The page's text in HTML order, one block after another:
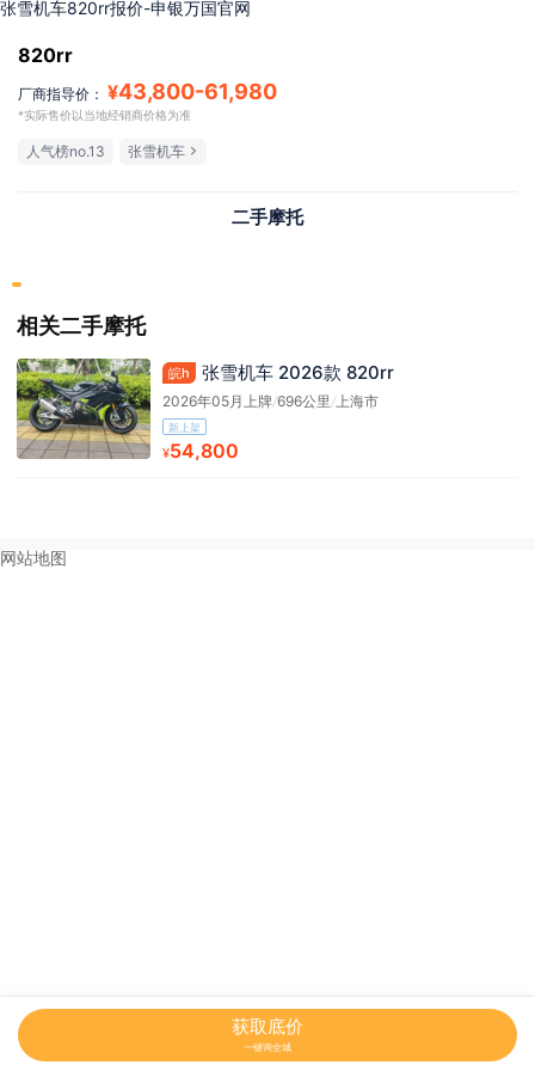
张雪机车820rr报价-申银万国官网
820rr
厂商指导价： ¥43,800-61,980
*实际售价以当地经销商价格为准
人气榜no.13 张雪机车
二手摩托
相关二手摩托
皖h 张雪机车 2026款 820rr
2026年05月上牌/696公里 /上海市
新上架
¥54,800
获取底价
一键询全城
网站地图